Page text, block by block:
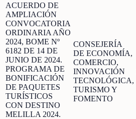
ACUERDO DE
AMPLIACIÓN
CONVOCATORIA
ORDINARIA AÑO
2024, BOME Nº
6182 DE 14 DE
JUNIO DE 2024.
PROGRAMA DE
BONIFICACIÓN
DE PAQUETES
TURÍSTICOS
CON DESTINO
MELILLA 2024.
CONSEJERÍA
DE ECONOMÍA,
COMERCIO,
INNOVACIÓN
TECNOLÓGICA,
TURISMO Y
FOMENTO